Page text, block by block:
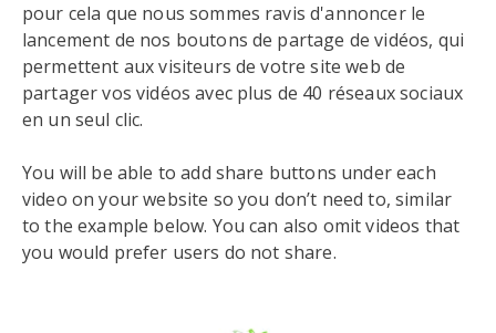
pour cela que nous sommes ravis d'annoncer le
lancement de nos boutons de partage de vidéos, qui
permettent aux visiteurs de votre site web de
partager vos vidéos avec plus de 40 réseaux sociaux
en un seul clic.
You will be able to add share buttons under each
video on your website so you don’t need to, similar
to the example below. You can also omit videos that
you would prefer users do not share.